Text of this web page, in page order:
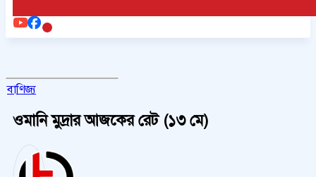
বাণিজ্য
ওমানি মুদ্রার আজকের রেট (১৩ মে)